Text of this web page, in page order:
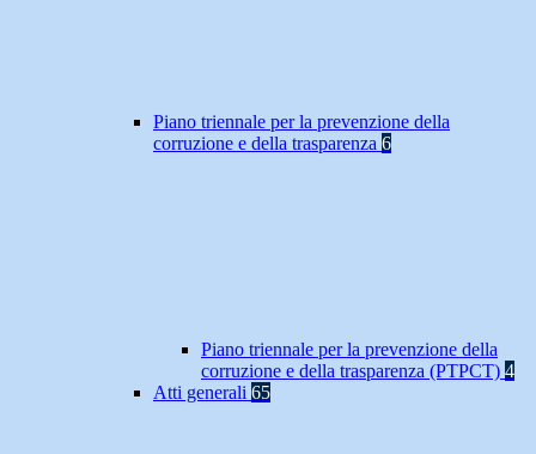
Piano triennale per la prevenzione della
corruzione e della trasparenza 6
Piano triennale per la prevenzione della
corruzione e della trasparenza (PTPCT) 4
Atti generali 65